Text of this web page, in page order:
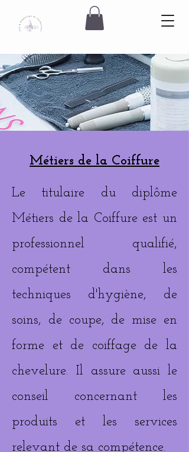
Métiers de la Coiffure
Le titulaire du diplôme
Métiers de la Coiffure est un
professionnel qualifié,
compétent dans les
techniques d'hygiène, de
soins, de coupe, de mise en
forme et de coiffage de la
chevelure. Il assure aussi le
conseil concernant les
produits et les services
relevant de sa compétence.